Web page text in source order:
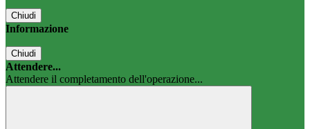
Chiudi
Informazione
Chiudi
Attendere...
Attendere il completamento dell'operazione...